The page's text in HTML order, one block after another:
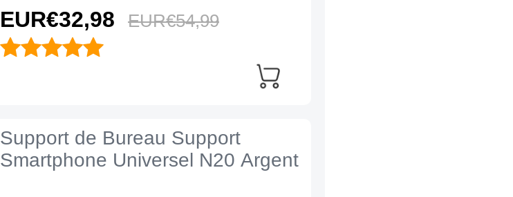
EUR€32,98 EUR€54,99
Support de Bureau Support
Smartphone Universel N20 Argent